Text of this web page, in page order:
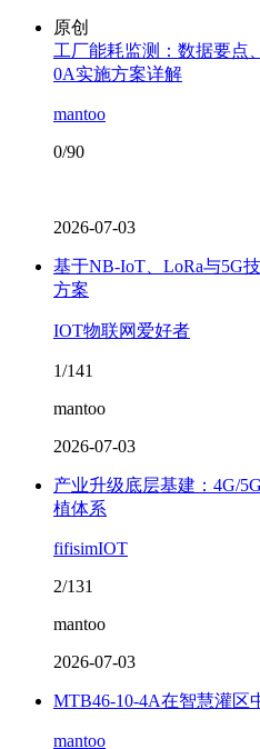
原创
工厂能耗监测：数据要点
0A实施方案详解
mantoo
0/90
2026-07-03
基于NB-IoT、LoRa与5G
方案
IOT物联网爱好者
1/141
mantoo
2026-07-03
产业升级底层基建：4G/
植体系
fifisimIOT
2/131
mantoo
2026-07-03
MTB46-10-4A在智慧灌区
mantoo